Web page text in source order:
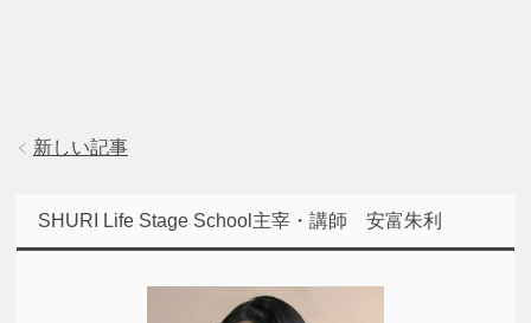
新しい記事
SHURI Life Stage School主宰・講師 安富朱利